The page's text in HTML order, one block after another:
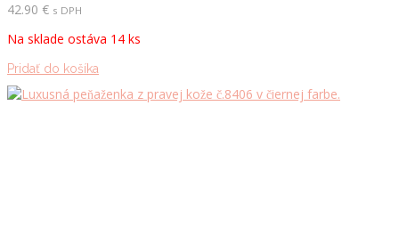
42.90 € s DPH
Na sklade ostáva 14 ks
Pridať do košíka